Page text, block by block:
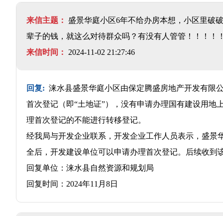
来信主题：
盛景华庭小区6年不给办房本想，小区里破
辈子的钱，就这么对待群众吗？有没有人管管！！！！
来信时间：
2024-11-02 21:27:46
回复: 涞水县盛景华庭小区由保定腾盛房地产开发有限
首次登记（即“土地证”），没有申请办理国有建设用地
理首次登记的不能进行转移登记。
经我局与开发企业联系，开发企业工作人员表示，盛
全后，开发建设单位可以申请办理首次登记。后续收
回复单位：涞水县自然资源和规划局
回复时间：2024年11月8日